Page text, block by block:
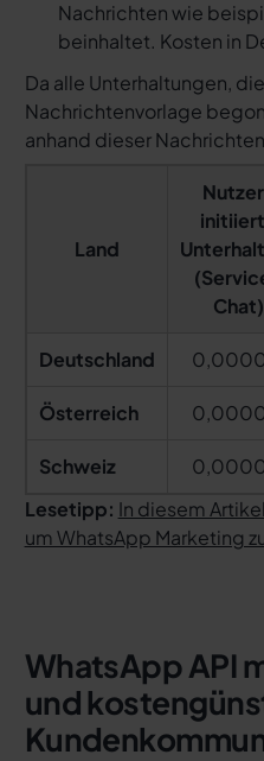
Nachrichten wie
beinhaltet. Kosten in
Da alle Unterhaltungen,
Nachrichtenvorlage
anhand dieser
Land
Chat)
Deutschland
Österreich
Schweiz
Lesetipp: In diesem
um WhatsApp Marketing
WhatsApp API
und